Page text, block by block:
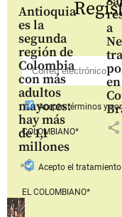
Antioquia
es la
segunda
región de
Colombia
con más
adultos
mayores:
hay más
de 1,1
millones
share
a
share
Aceptotérminos y
COLOMBIANO*
Acepto el
EL COLOMBIANO*